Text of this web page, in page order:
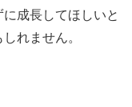
成長してほしいと
れません。